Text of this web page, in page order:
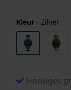
Kleur - Zilver
Horloges